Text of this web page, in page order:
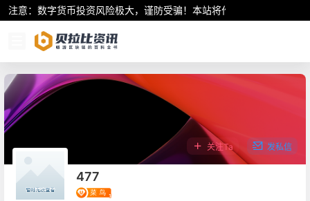
注意：数字货币投资风险极大，谨防受骗！本站将作为行业资讯共享
477
关注Ta 发私信